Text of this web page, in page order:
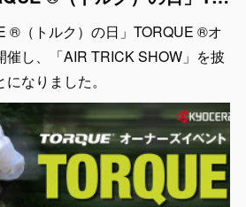
®（トルク）の日」TORQUE ®オ
催し、「AIR TRICK SHOW」を披
なりました。